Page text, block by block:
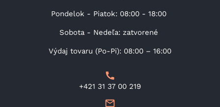
Pondelok - Piatok: 08:00 - 18:00
Sobota - Nedeľa: zatvorené
Výdaj tovaru (Po-Pi): 08:00 – 16:00
+421 31 37 00 219